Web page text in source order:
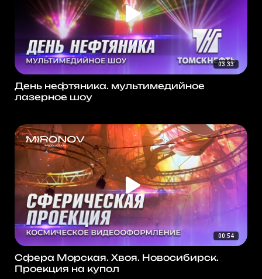
03:33
День нефтяника. мультимедийное
лазерное шоу
00:54
Сфера Морская. Хвоя. Новосибирск.
Проекция на купол